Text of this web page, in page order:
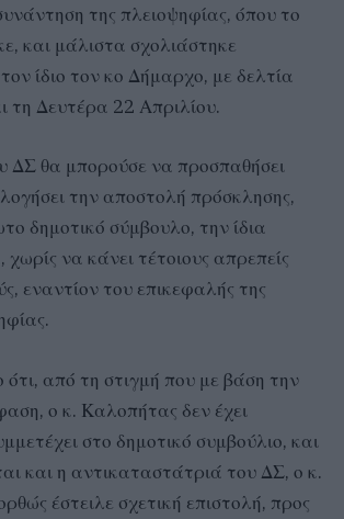
της πλειοψηφίας, όπου το
και μάλιστα σχολιάστηκε
ίδιο τον κο Δήμαρχο, με δελτία
τη Δευτέρα 22 Απριλίου.
ΔΣ θα μπορούσε να προσπαθήσει
την αποστολή πρόσκλησης,
δημοτικό σύμβουλο, την ίδια
να κάνει τέτοιους απρεπείς
εναντίον του επικεφαλής της
ότι, από τη στιγμή που με βάση την
ο κ. Καλοπήτας δεν έχει
στο δημοτικό συμβούλιο, και
και η αντικαταστάτριά του ΔΣ, ο κ.
έστειλε σχετική επιστολή, προς